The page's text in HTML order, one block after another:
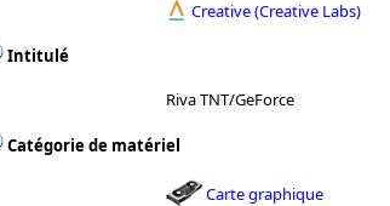
Creative (Creative Labs)
Intitulé
Riva TNT/GeForce
Catégorie de matériel
Carte graphique